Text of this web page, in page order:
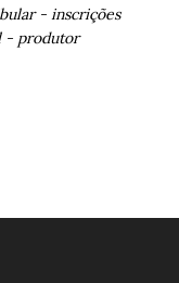
- inscrições
- produtor